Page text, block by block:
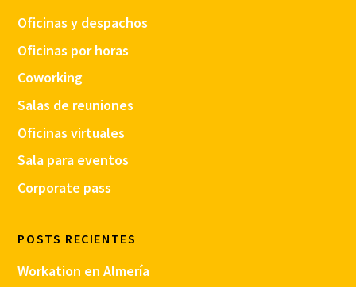
Oficinas y despachos
Oficinas por horas
Coworking
Salas de reuniones
Oficinas virtuales
Sala para eventos
Corporate pass
POSTS RECIENTES
Workation en Almería